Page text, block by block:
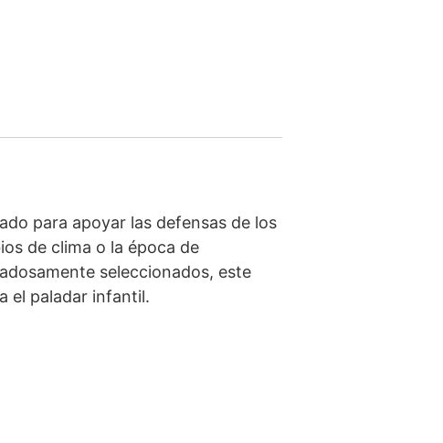
para apoyar las defensas de los
de clima o la época de
seleccionados, este
el paladar infantil.